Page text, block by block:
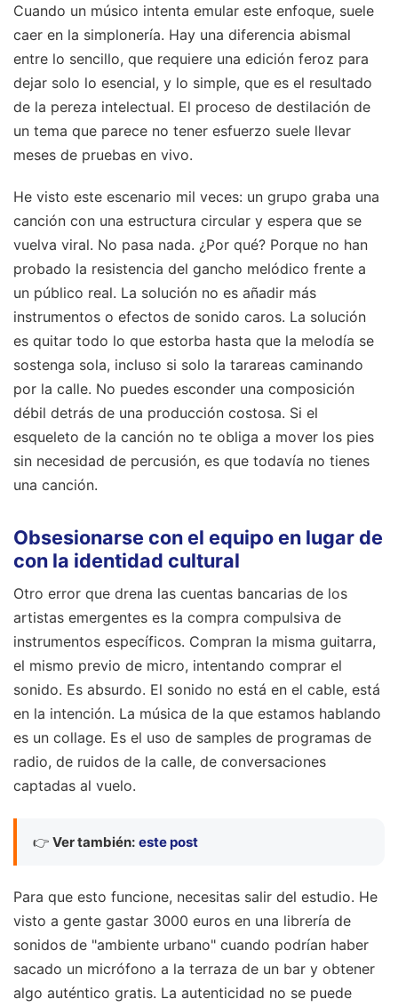
Cuando un músico intenta emular este enfoque, suele
caer en la simplonería. Hay una diferencia abismal
entre lo sencillo, que requiere una edición feroz para
dejar solo lo esencial, y lo simple, que es el resultado
de la pereza intelectual. El proceso de destilación de
un tema que parece no tener esfuerzo suele llevar
meses de pruebas en vivo.
He visto este escenario mil veces: un grupo graba una
canción con una estructura circular y espera que se
vuelva viral. No pasa nada. ¿Por qué? Porque no han
probado la resistencia del gancho melódico frente a
un público real. La solución no es añadir más
instrumentos o efectos de sonido caros. La solución
es quitar todo lo que estorba hasta que la melodía se
sostenga sola, incluso si solo la tarareas caminando
por la calle. No puedes esconder una composición
débil detrás de una producción costosa. Si el
esqueleto de la canción no te obliga a mover los pies
sin necesidad de percusión, es que todavía no tienes
una canción.
Obsesionarse con el equipo en lugar de
con la identidad cultural
Otro error que drena las cuentas bancarias de los
artistas emergentes es la compra compulsiva de
instrumentos específicos. Compran la misma guitarra,
el mismo previo de micro, intentando comprar el
sonido. Es absurdo. El sonido no está en el cable, está
en la intención. La música de la que estamos hablando
es un collage. Es el uso de samples de programas de
radio, de ruidos de la calle, de conversaciones
captadas al vuelo.
👉 Ver también: este post
Para que esto funcione, necesitas salir del estudio. He
visto a gente gastar 3000 euros en una librería de
sonidos de "ambiente urbano" cuando podrían haber
sacado un micrófono a la terraza de un bar y obtener
algo auténtico gratis. La autenticidad no se puede